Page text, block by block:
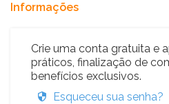
Informações
Crie uma conta gratuita e
práticos, finalização de
benefícios exclusivos.
Esqueceu sua senha?